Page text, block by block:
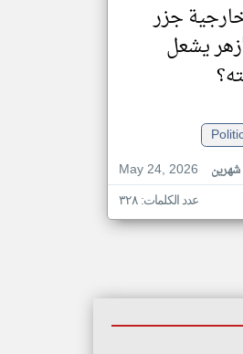
جزر
يشعل
May 24, 2026
شهرين
عدد الكلمات: ٣٢٨